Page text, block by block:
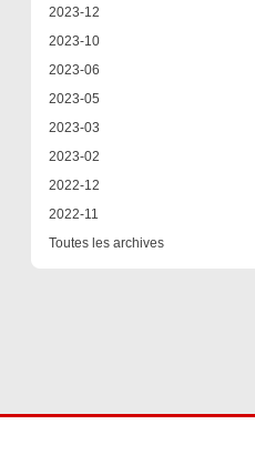
2023-12
2023-10
2023-06
2023-05
2023-03
2023-02
2022-12
2022-11
Toutes les archives